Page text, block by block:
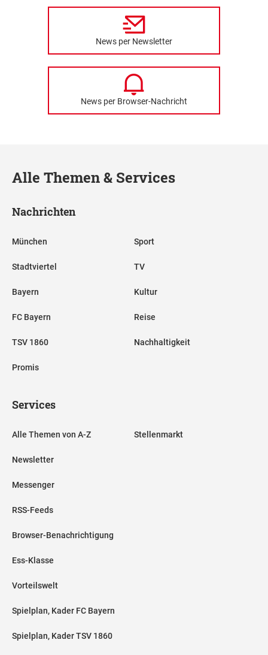
News per Newsletter
News per Browser-Nachricht
Alle Themen & Services
Nachrichten
München
Stadtviertel
Bayern
FC Bayern
TSV 1860
Promis
Sport
TV
Kultur
Reise
Nachhaltigkeit
Services
Alle Themen von A-Z
Newsletter
Messenger
RSS-Feeds
Browser-Benachrichtigung
Ess-Klasse
Vorteilswelt
Spielplan, Kader FC Bayern
Spielplan, Kader TSV 1860
Stellenmarkt